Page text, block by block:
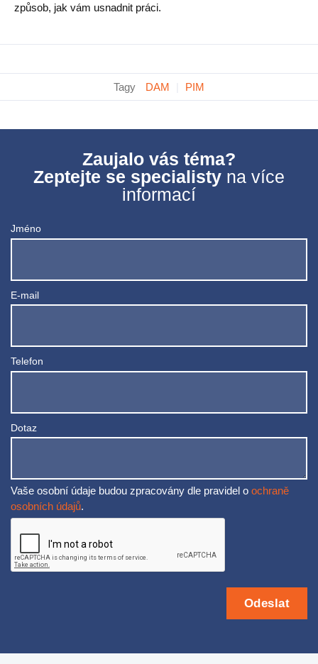
způsob, jak vám usnadnit práci.
Tagy DAM PIM
Zaujalo vás téma?
Zeptejte se specialisty na více
informací
Jméno
E-mail
Telefon
Dotaz
Vaše osobní údaje budou zpracovány dle pravidel o ochraně
osobních údajů.